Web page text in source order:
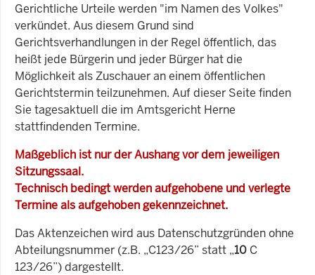
Gerichtliche Urteile werden "im Namen des Volkes"
verkündet. Aus diesem Grund sind
Gerichtsverhandlungen in der Regel öffentlich, das
heißt jede Bürgerin und jeder Bürger hat die
Möglichkeit als Zuschauer an einem öffentlichen
Gerichtstermin teilzunehmen. Auf dieser Seite finden
Sie tagesaktuell die im Amtsgericht Herne
stattfindenden Termine.
Maßgeblich ist nur der Aushang vor dem jeweiligen
Sitzungssaal.
Technisch bedingt werden aufgehobene und verlegte
Termine als aufgehoben gekennzeichnet.
Das Aktenzeichen wird aus Datenschutzgründen ohne
Abteilungsnummer (z.B. „C123/26” statt „10 C
123/26”) dargestellt.